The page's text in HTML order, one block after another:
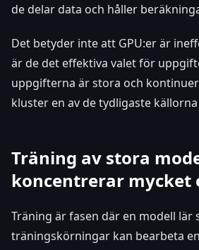
de delar data och håller
Det betyder inte att GPU:er är
är de det effektiva valet för
uppgifterna är stora och
kluster en av de tydligaste
Träning av stora
koncentrerar mycket
Träning är fasen där en modell lär
träningskörningar kan bearbeta